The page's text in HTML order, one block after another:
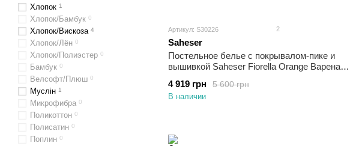
Артикул: S30226 2
Saheser
Постельное белье с покрывалом-пике и
вышивкой Saheser Fiorella Orange Варена
5 600 грн
4 919 грн
В наличии
Хлопок 1
Хлопок/Бамбук 0
Хлопок/Вискоза 4
Хлопок/Лён 0
Хлопок/Полиэстер 0
Бамбук 0
Велсофт/Плюш 0
Муслін 1
Микрофибра 0
Поликоттон 0
Полисатин 0
Поплин 0